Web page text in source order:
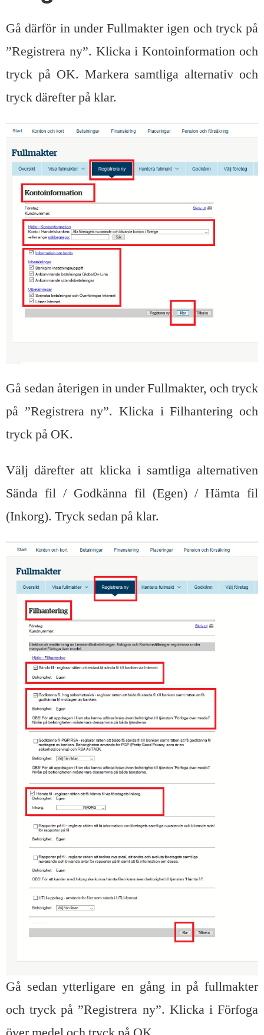
Gå därför in under Fullmakter igen och tryck på
”Registrera ny”. Klicka i Kontoinformation och
tryck på OK. Markera samtliga alternativ och
tryck därefter på klar.
Gå sedan återigen in under Fullmakter, och tryck
på ”Registrera ny”. Klicka i Filhantering och
tryck på OK.
Välj därefter att klicka i samtliga alternativen
Sända fil / Godkänna fil (Egen) / Hämta fil
(Inkorg). Tryck sedan på klar.
Gå sedan ytterligare en gång in på fullmakter
och tryck på ”Registrera ny”. Klicka i Förfoga